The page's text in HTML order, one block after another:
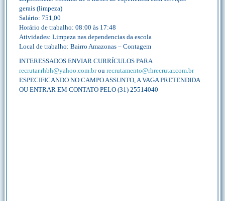
gerais (limpeza)
Salário: 751,00
Horário de trabalho: 08:00 às 17:48
Atividades: Limpeza nas dependencias da escola
Local de trabalho: Bairro Amazonas – Contagem
INTERESSADOS ENVIAR CURRÍCULOS PARA
recrutar.rhbh@yahoo.com.brou recrutamento@rhrecrutar.com.br
ESPECIFICANDO NO CAMPO ASSUNTO, A VAGA PRETENDIDA
OU ENTRAR EM CONTATO PELO (31) 25514040